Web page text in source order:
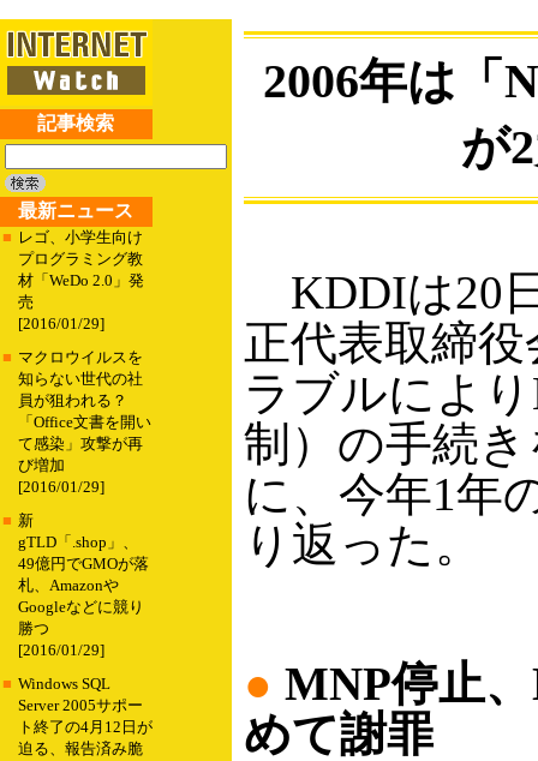
記事検索
最新ニュース
■ レゴ、小学生向け
プログラミング教
材「WeDo 2.0」発
売
[2016/01/29]
■ マクロウイルスを
知らない世代の社
員が狙われる？
「Office文書を開い
て感染」攻撃が再
び増加
[2016/01/29]
■ 新
gTLD「.shop」、
49億円でGMOが落
札、Amazonや
Googleなどに競り
勝つ
[2016/01/29]
■ Windows SQL
Server 2005サポー
ト終了の4月12日が
迫る、報告済み脆
2006年は「
が
KDDIは20
正代表取締
ラブルによ
制）の手続
に、今年1年
り返った。
● MNP停止
めて謝罪